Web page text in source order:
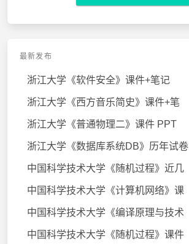
最新发布
浙江大学《软件安全》课件+笔记
浙江大学《西方音乐简史》课件+笔
浙江大学《普通物理二》课件 PPT
浙江大学《数据库系统DB》历年试卷
中国科学技术大学《随机过程》近几
中国科学技术大学《计算机网络》课
中国科学技术大学《编译原理与技术
中国科学技术大学《随机过程》课件